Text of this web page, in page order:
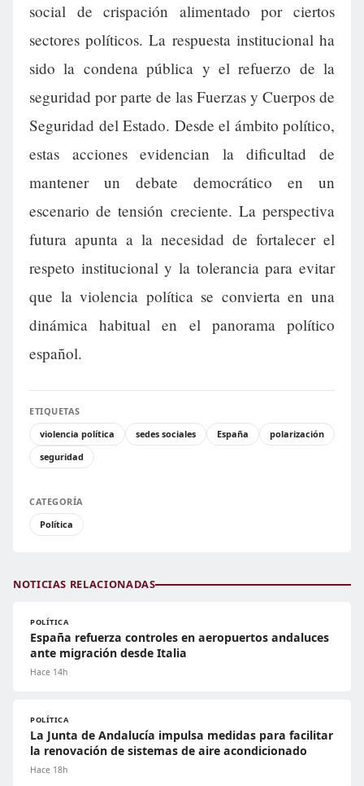
social de crispación alimentado por ciertos
sectores políticos. La respuesta institucional ha
sido la condena pública y el refuerzo de la
seguridad por parte de las Fuerzas y Cuerpos de
Seguridad del Estado. Desde el ámbito político,
estas acciones evidencian la dificultad de
mantener un debate democrático en un
escenario de tensión creciente. La perspectiva
futura apunta a la necesidad de fortalecer el
respeto institucional y la tolerancia para evitar
que la violencia política se convierta en una
dinámica habitual en el panorama político
español.
ETIQUETAS
violencia política
sedes sociales España
polarización
seguridad
CATEGORÍA
Política
NOTICIAS RELACIONADAS
POLÍTICA
España refuerza controles en aeropuertos andaluces
ante migración desde Italia
Hace 14h
POLÍTICA
La Junta de Andalucía impulsa medidas para facilitar
la renovación de sistemas de aire acondicionado
Hace 18h